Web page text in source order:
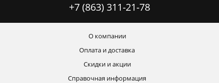
+7 (863) 311-21-78
О компании
Оплата и доставка
Скидки и акции
Справочная информация